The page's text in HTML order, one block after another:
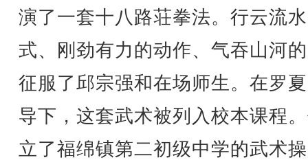
演了一套十八路荘拳法。行云流
式、刚劲有力的动作、气吞山河
征服了邱宗强和在场师生。在罗
导下，这套武术被列入校本课程
立了福绵镇第二初级中学的武术